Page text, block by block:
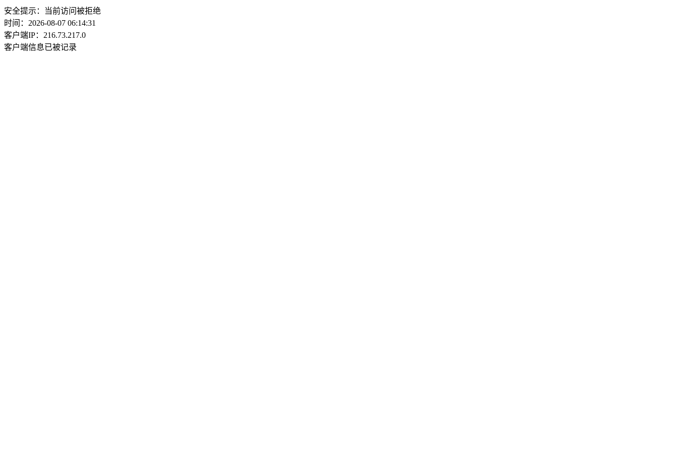
安全提示：当前访问被拒绝
时间：2026-08-07 06:14:31
客户端IP：216.73.217.0
客户端信息已被记录